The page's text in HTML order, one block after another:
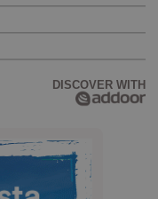
DISCOVER WITH